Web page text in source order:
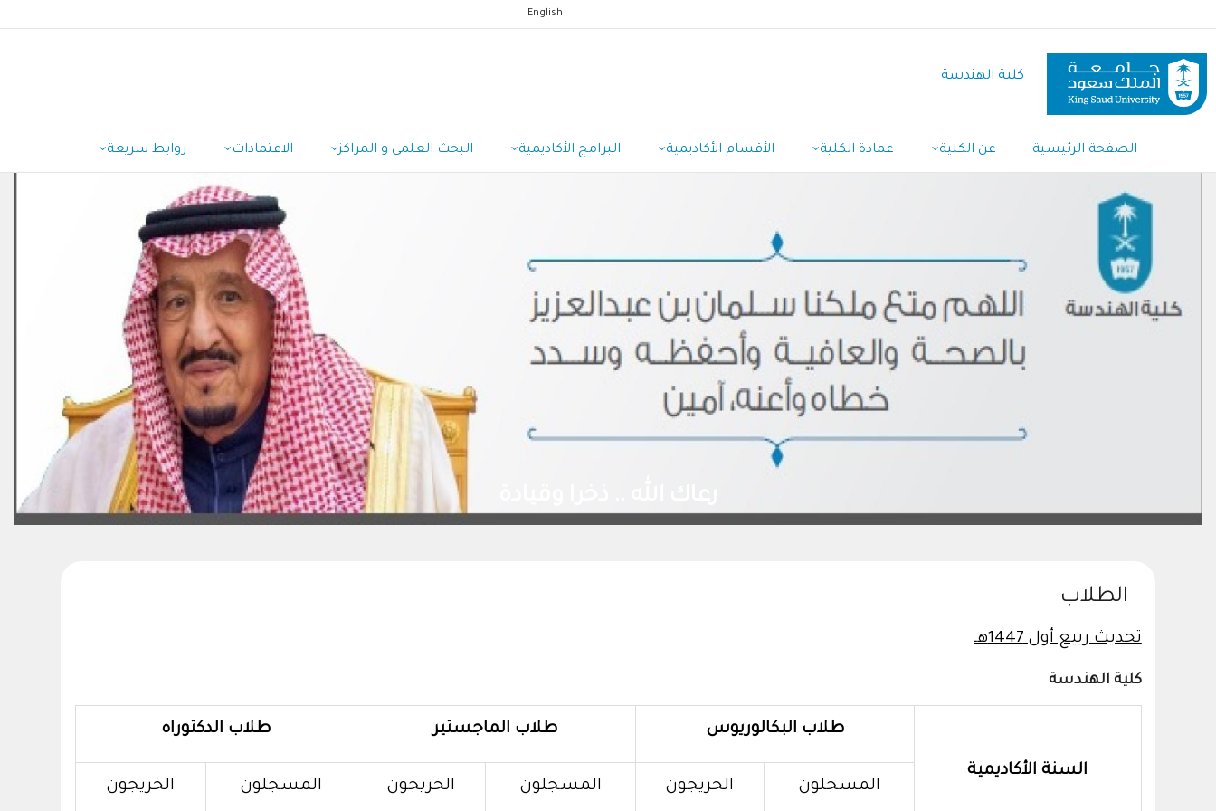
المحتوى
الرئيسي
English
كلية الهندسة
Navigation
الصفحة الرئيسية عن الكلية عمادة الكلية الأقسام الأكاديمية البرامج الأكاديمية البحث العلمي و المراكز الاعتمادات روابط سريعة
الطلاب
تحديث ربيع أول 1447هـ
كلية الهندسة
السنة الأكاديمية
طلاب البكالوريوس طلاب الماجستير طلاب الدكتوراه
المسجلون الخريجون المسجلون الخريجون المسجلون الخريجون